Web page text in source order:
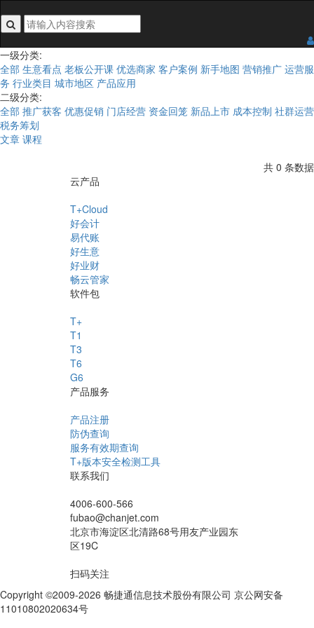
一级分类:
全部 生意看点 老板公开课 优选商家 客户案例 新手地图 营销推广 运营服
务 行业类目 城市地区 产品应用
二级分类:
全部 推广获客 优惠促销 门店经营 资金回笼 新品上市 成本控制 社群运营
税务筹划
文章 课程
共 0 条数据
云产品
T+Cloud
好会计
易代账
好生意
好业财
畅云管家
软件包
T+
T1
T3
T6
G6
产品服务
产品注册
防伪查询
服务有效期查询
T+版本安全检测工具
联系我们
4006-600-566
fubao@chanjet.com
北京市海淀区北清路68号用友产业园东
区19C
扫码关注
Copyright ©2009-2026 畅捷通信息技术股份有限公司 京公网安备
11010802020634号